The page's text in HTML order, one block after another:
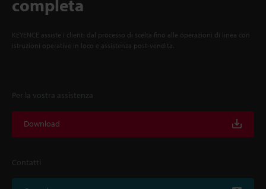
completa
KEYENCE assiste i clienti dal processo di scelta fino alle operazioni di linea con
istruzioni operative in loco e assistenza post-vendita.
Per la vostra assistenza
Download
Contatti